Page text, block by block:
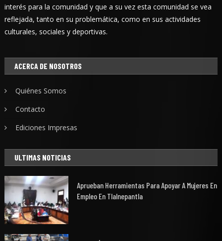
interés para la comunidad y que a su vez esta comunidad se vea
reflejada, tanto en su problemática, como en sus actividades
culturales, sociales y deportivas.
ACERCA DE NOSOTROS
Quiénes Somos
Contacto
Ediciones Impresas
ULTIMAS NOTICIAS
Aprueban Herramientas Para Apoyar A Mujeres En
Empleo En Tlalnepantla